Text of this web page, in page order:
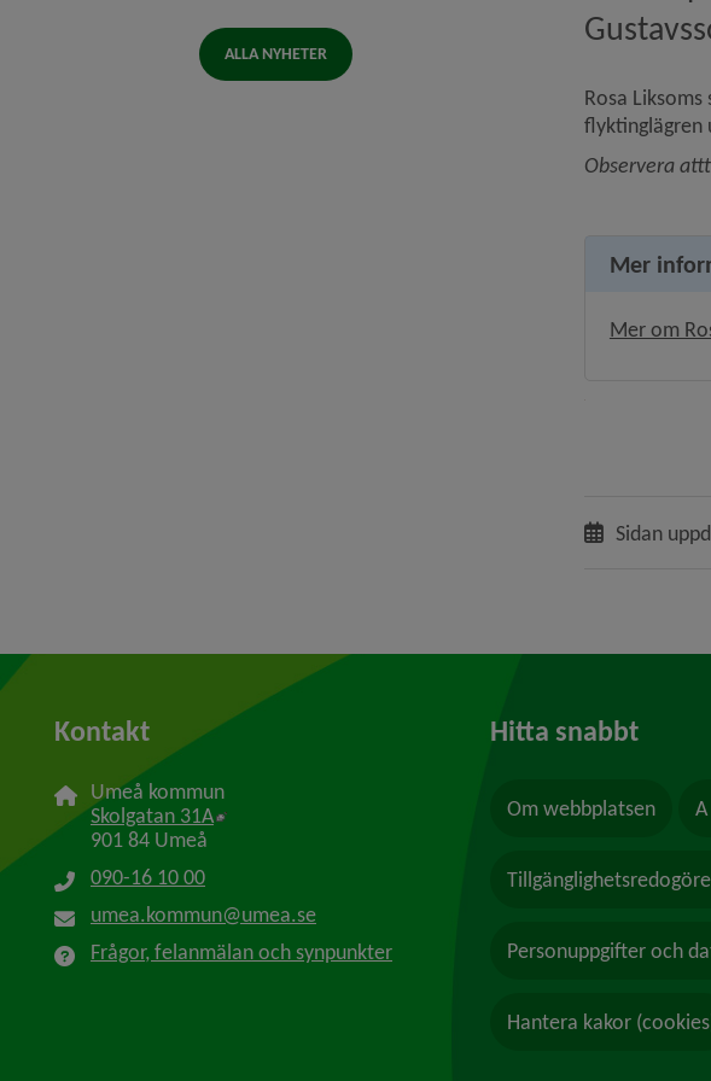
ALLA NYHETER
Rosa
flyktinglägren
Observera
Mer
Mer om
Sidan
Kontakt
Umeå kommun
Skolgatan 31A Länk till annan webbplats, öppnas i nytt fönster.
901 84 Umeå
090-16 10 00
umea.kommun@umea.se
Frågor, felanmälan och synpunkter
Hitta snabbt
Om webbplatsen
Personuppgifter och
Hantera kakor